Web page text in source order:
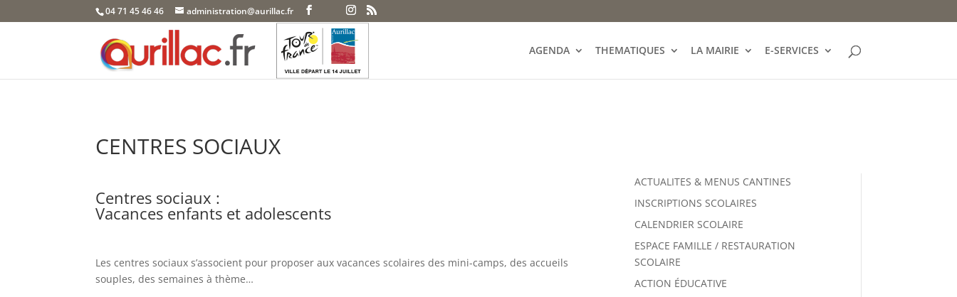
04 71 45 46 46 administration@aurillac.fr
AGENDA THEMATIQUES LA MAIRIE E-SERVICES
CENTRES SOCIAUX
Centres sociaux :
Vacances enfants et adolescents
Les centres sociaux s’associent pour proposer aux vacances scolaires des mini-camps, des accueils
souples, des semaines à thème…
ACTUALITES & MENUS CANTINES
INSCRIPTIONS SCOLAIRES
CALENDRIER SCOLAIRE
ESPACE FAMILLE / RESTAURATION
SCOLAIRE
ACTION ÉDUCATIVE